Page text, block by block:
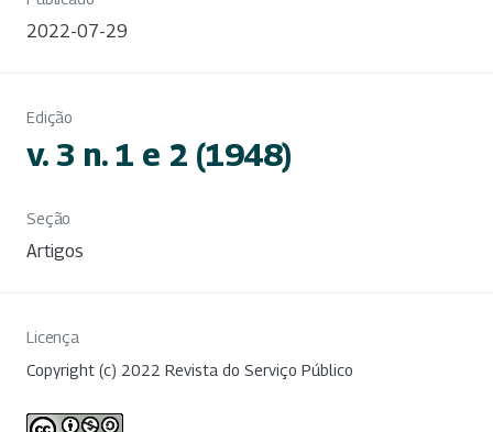
2022-07-29
Edição
v. 3 n. 1 e 2 (1948)
Seção
Artigos
Licença
Copyright (c) 2022 Revista do Serviço Público